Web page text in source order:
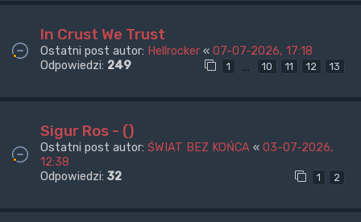
In Crust We Trust
Ostatni post autor: Hellrocker « 07-07-2026, 17:18
Odpowiedzi: 249 1 … 10 11 12 13
Sigur Ros - ()
Ostatni post autor: ŚWIAT BEZ KOŃCA « 03-07-2026,
12:38
Odpowiedzi: 32 1 2